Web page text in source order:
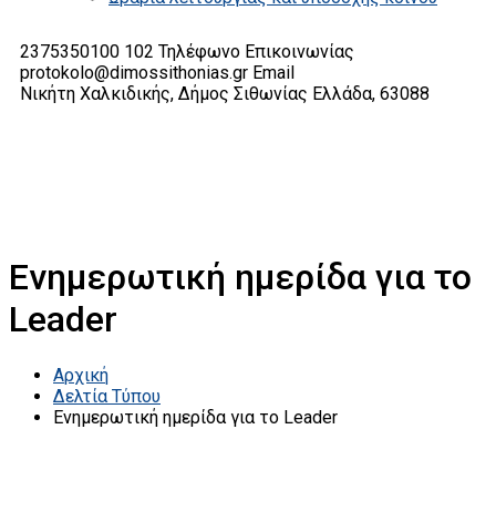
2375350100 102 Τηλέφωνο Επικοινωνίας
protokolo@dimossithonias.gr Email
Νικήτη Χαλκιδικής, Δήμος Σιθωνίας Ελλάδα, 63088
Ενημερωτική ημερίδα για το
Leader
Αρχική
Δελτία Τύπου
Ενημερωτική ημερίδα για το Leader